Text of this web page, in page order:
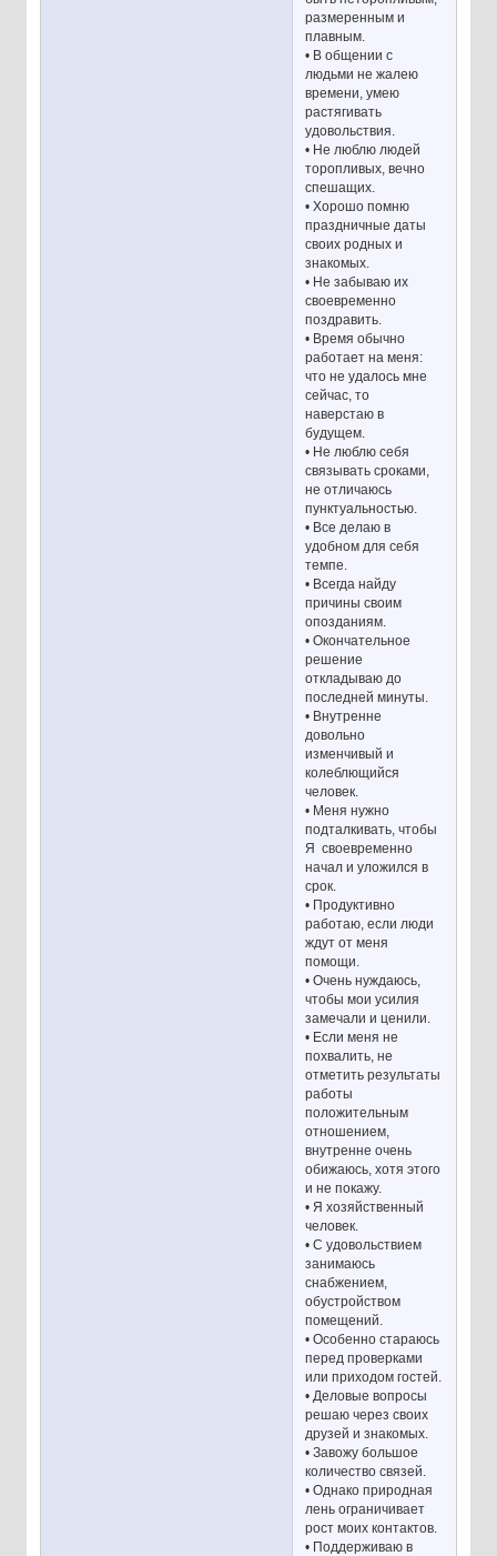
размеренным и
плавным.
• В общении с
людьми не жалею
времени, умею
растягивать
удовольствия.
• Не люблю людей
торопливых, вечно
спешащих.
• Хорошо помню
праздничные даты
своих родных и
знакомых.
• Не забываю их
своевременно
поздравить.
• Время обычно
работает на меня:
что не удалось мне
сейчас, то
наверстаю в
будущем.
• Не люблю себя
связывать сроками,
не отличаюсь
пунктуальностью.
• Все делаю в
удобном для себя
темпе.
• Всегда найду
причины своим
опозданиям.
• Окончательное
решение
откладываю до
последней минуты.
• Внутренне
довольно
изменчивый и
колеблющийся
человек.
• Меня нужно
подталкивать, чтобы
Я своевременно
начал и уложился в
срок.
• Продуктивно
работаю, если люди
ждут от меня
помощи.
• Очень нуждаюсь,
чтобы мои усилия
замечали и ценили.
• Если меня не
похвалить, не
отметить результаты
работы
положительным
отношением,
внутренне очень
обижаюсь, хотя этого
и не покажу.
• Я хозяйственный
человек.
• С удовольствием
занимаюсь
снабжением,
обустройством
помещений.
• Особенно стараюсь
перед проверками
или приходом гостей.
• Деловые вопросы
решаю через своих
друзей и знакомых.
• Завожу большое
количество связей.
• Однако природная
лень ограничивает
рост моих контактов.
• Поддерживаю в